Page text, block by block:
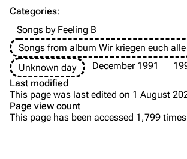
Song list
Tour dates
Merchandise
Song list
Members
Purge
Categories:
Songs by Feeling B
Songs from album Wir kriegen euch alle
Unknown day
December 1991
Last modified
This page was last edited on 1 August
Page view count
This page has been accessed 1,799